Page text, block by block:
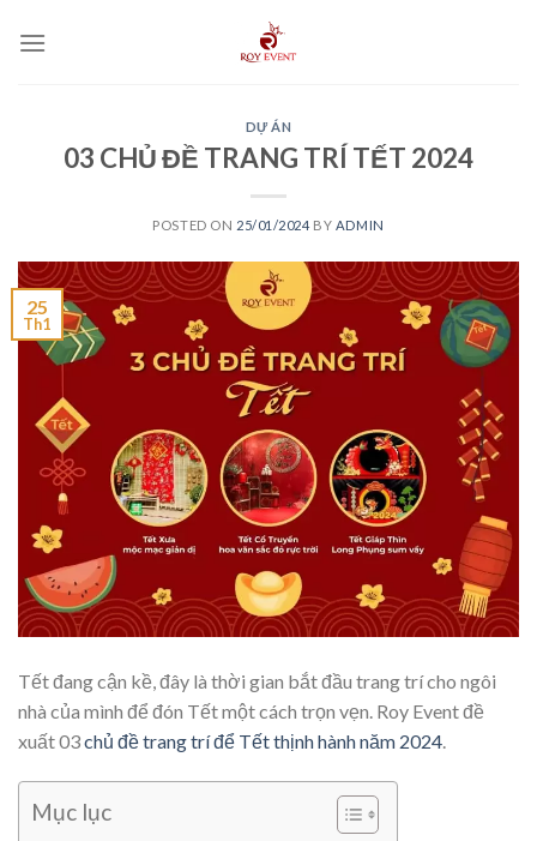
DỰ ÁN
03 CHỦ ĐỀ TRANG TRÍ TẾT 2024
POSTED ON 25/01/2024 BY ADMIN
25
Th1
Tết đang cận kề, đây là thời gian bắt đầu trang trí cho ngôi
nhà của mình để đón Tết một cách trọn vẹn. Roy Event đề
xuất 03chủ đề trang trí để Tết thịnh hành năm 2024.
Mục lục